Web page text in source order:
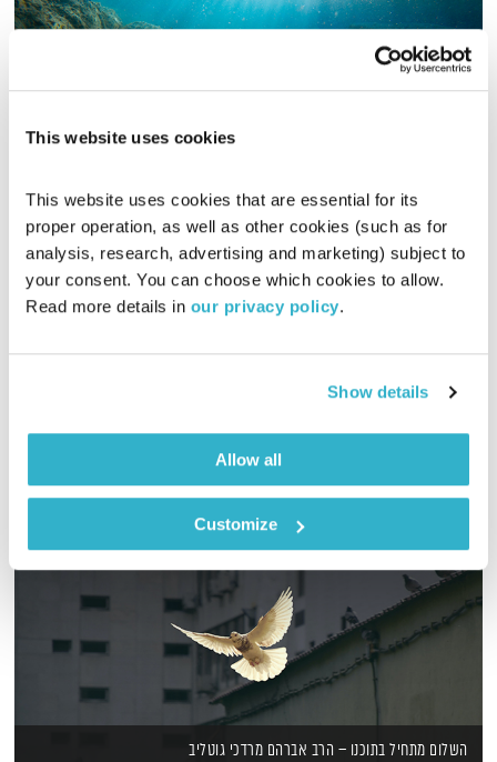
This website uses cookies
This website uses cookies that are essential for its
proper operation, as well as other cookies (such as for
analysis, research, advertising and marketing) subject to
your consent. You can choose which cookies to allow.
Read more details in our privacy policy.
Show details
Allow all
Customize
עולם קטן
אורי בנקהלטר
19.07.21
01:58:09
מסע מוזיקלי יומי עם אורי בנקהלטר, והפעם – מסע, עמוק, רוגע,
אודיו
השלום מתחיל בתוכנו – הרב אברהם מרדכי גוטליב